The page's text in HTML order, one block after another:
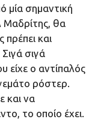
μία σημαντική
Μαδρίτης, θα
πρέπει και
σιγά
είχε ο αντίπαλός
ρόστερ.
και να
το οποίο έχει.